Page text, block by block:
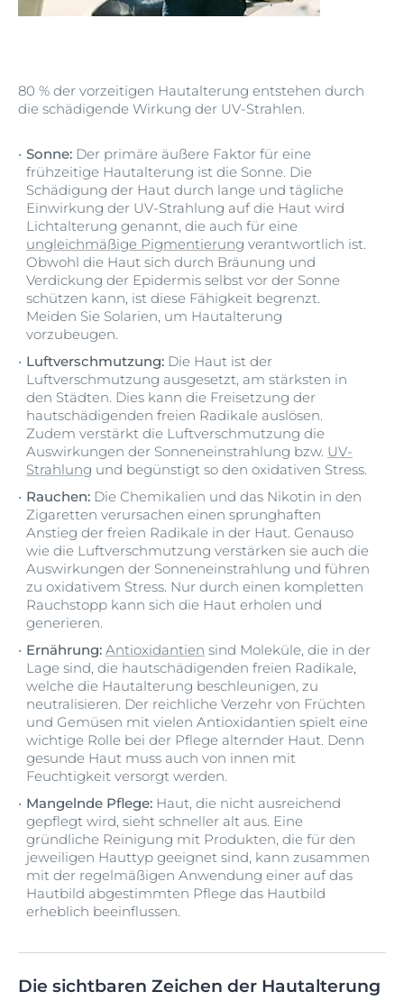
80 % der vorzeitigen Hautalterung entstehen durch
die schädigende Wirkung der UV-Strahlen.
Sonne: Der primäre äußere Faktor für eine
frühzeitige Hautalterung ist die Sonne. Die
Schädigung der Haut durch lange und tägliche
Einwirkung der UV-Strahlung auf die Haut wird
Lichtalterung genannt, die auch für eine
ungleichmäßige Pigmentierung verantwortlich ist.
Obwohl die Haut sich durch Bräunung und
Verdickung der Epidermis selbst vor der Sonne
schützen kann, ist diese Fähigkeit begrenzt.
Meiden Sie Solarien, um Hautalterung
vorzubeugen.
Luftverschmutzung: Die Haut ist der
Luftverschmutzung ausgesetzt, am stärksten in
den Städten. Dies kann die Freisetzung der
hautschädigenden freien Radikale auslösen.
Zudem verstärkt die Luftverschmutzung die
Auswirkungen der Sonneneinstrahlung bzw. UV-
Strahlung und begünstigt so den oxidativen Stress.
Rauchen: Die Chemikalien und das Nikotin in den
Zigaretten verursachen einen sprunghaften
Anstieg der freien Radikale in der Haut. Genauso
wie die Luftverschmutzung verstärken sie auch die
Auswirkungen der Sonneneinstrahlung und führen
zu oxidativem Stress. Nur durch einen kompletten
Rauchstopp kann sich die Haut erholen und
generieren.
Ernährung: Antioxidantien sind Moleküle, die in der
Lage sind, die hautschädigenden freien Radikale,
welche die Hautalterung beschleunigen, zu
neutralisieren. Der reichliche Verzehr von Früchten
und Gemüsen mit vielen Antioxidantien spielt eine
wichtige Rolle bei der Pflege alternder Haut. Denn
gesunde Haut muss auch von innen mit
Feuchtigkeit versorgt werden.
Mangelnde Pflege: Haut, die nicht ausreichend
gepflegt wird, sieht schneller alt aus. Eine
gründliche Reinigung mit Produkten, die für den
jeweiligen Hauttyp geeignet sind, kann zusammen
mit der regelmäßigen Anwendung einer auf das
Hautbild abgestimmten Pflege das Hautbild
erheblich beeinflussen.
Die sichtbaren Zeichen der Hautalterung